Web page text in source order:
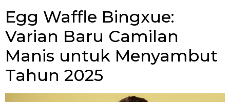
Egg Waffle Bingxue:
Varian Baru Camilan
Manis untuk Menyambut
Tahun 2025